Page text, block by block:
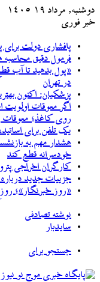
دوشنبه, مرداد ۱۹ ۱۴۰۵
خبر فوری
پافشاری دولت
فرمول دقیق
«پول بدهید تا آب
در تهران
پزشکیان‌: اکنون
اگر معوقات
روی کاغذ؛ معوقات
یک تلفن برای
هشدار مهم به
خودسرانه قطع کند
کارگران اخراجی
جزییات جدید درباره
«روز خبرنگار»؛ روزِ
نوشته تصادفی
سایدبار
جستجو برای